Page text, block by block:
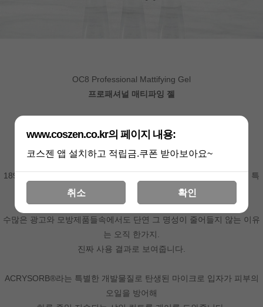
OC8 Professional Mattifying Gel
프로패셔널 매티파잉 젤
1897에 설립된 제약그룹 ferndalepharmagroup에서 특별한 노하우, 특
탄생되어 탑셀러로 지속되어 오는 샤인 컨트롤 케어.
수많은 광고와 모방제품들속에서도 단연 그 명성이 줄어들지 않는 이유
는 오직 한가지.
진짜 사용 결과로 보여줍니다.
ACRYSORB®라는 특별한 개발물질로 탄생된 마이크로 입자가 피부의
오일을 방어해
www.coszen.co.kr의 페이지 내용:
코스젠 앱 설치하고 적립금.쿠폰 받아보아요~
취소 확인